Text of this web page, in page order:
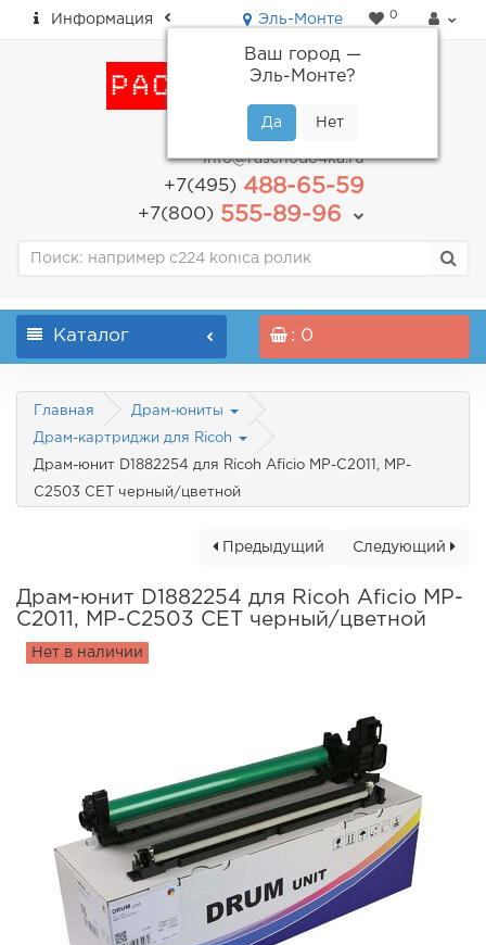
Информация Эль-Монте
Ваш город —
Эль-Монте?
0
пн-пт: с 9.00 до 18.00
info@raschodo4ka.ru
+7(495)488-65-59
+7(800)555-89-96
Каталог : 0
Главная Драм-юниты
Драм-картриджи для Ricoh
Драм-юнит D1882254 для Ricoh Aficio MP-C2011, MP-
C2503 CET черный/цветной
Следующий
Предыдущий
Драм-юнит D1882254 для Ricoh Aficio MP-
C2011, MP-C2503 CET черный/цветной
Нет в наличии